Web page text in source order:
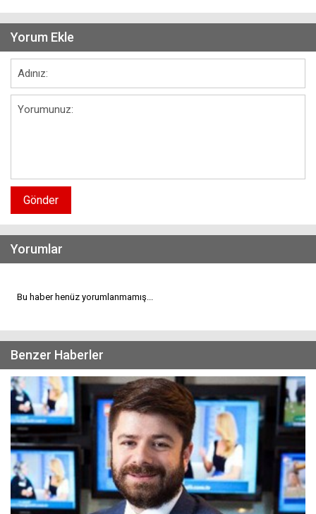
Yorum Ekle
Gönder
Yorumlar
Bu haber henüz yorumlanmamış...
Benzer Haberler